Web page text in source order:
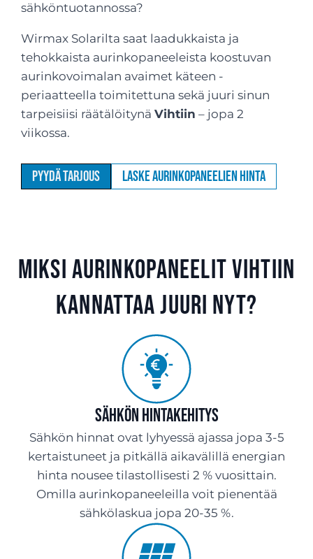
sähköntuotannossa?
Wirmax Solarilta saat laadukkaista ja
tehokkaista aurinkopaneeleista koostuvan
aurinkovoimalan avaimet käteen -
periaatteella toimitettuna sekä juuri sinun
tarpeisiisi räätälöitynä Vihtiin – jopa 2
viikossa.
Pyydä tarjous Laske aurinkopaneelien hinta
Miksi aurinkopaneelit Vihtiin
kannattaa juuri nyt?
Sähkön hintakehitys
Sähkön hinnat ovat lyhyessä ajassa jopa 3-5
kertaistuneet ja pitkällä aikavälillä energian
hinta nousee tilastollisesti 2 % vuosittain.
Omilla aurinkopaneeleilla voit pienentää
sähkölaskua jopa 20-35 %.